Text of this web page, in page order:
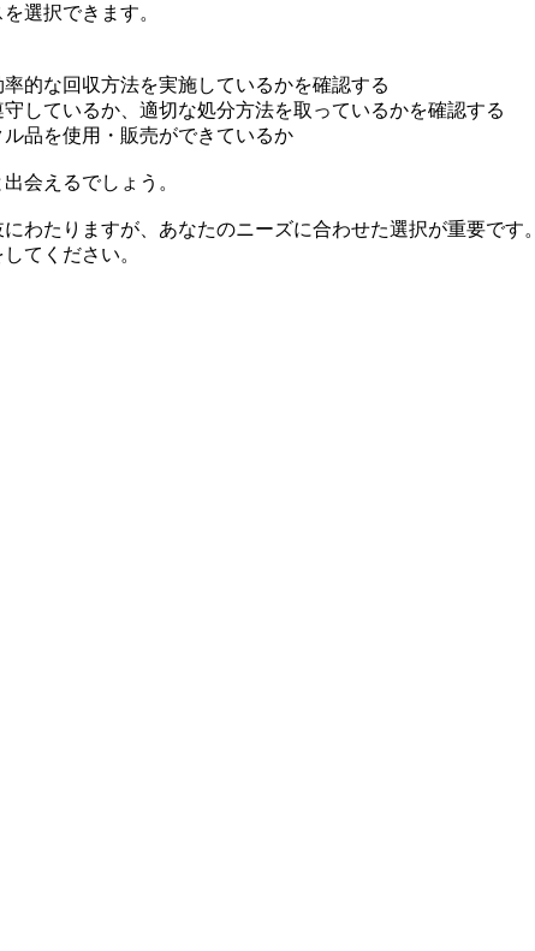
選択できます。
的な回収方法を実施しているかを確認する
しているか、適切な処分方法を取っているかを確認する
品を使用・販売ができているか
会えるでしょう。
わたりますが、あなたのニーズに合わせた選択が重要です。
てください。